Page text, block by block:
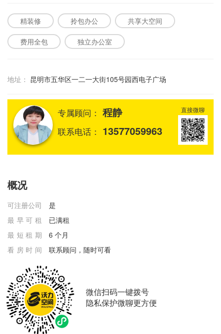
精装修 拎包办公 共享大空间
费用全包 独立办公室
地址： 昆明市五华区一二一大街105号园西电子广场
专属顾问： 程静
联系电话： 13577059963
直接微聊
概况
可注册公司
是
最早可租
已满租
最短租期
6 个月
看房时间
联系顾问，随时可看
微信扫码一键拨号
隐私保护微聊更方便